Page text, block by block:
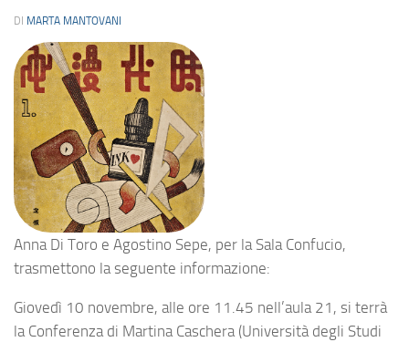
DI MARTA MANTOVANI
Anna Di Toro e Agostino Sepe, per la Sala Confucio,
trasmettono la seguente informazione:
Giovedì 10 novembre, alle ore 11.45 nell’aula 21, si terrà
la Conferenza di Martina Caschera (Università degli Studi